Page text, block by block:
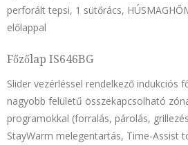
perforált tepsi, 1 sütőrács,
előlappal
Főzőlap IS646BG
Slider vezérléssel rendelkező indukciós
nagyobb felületű összekapcsolható
programokkal (forralás, párolás,
StayWarm melegentartás, Time-Assist